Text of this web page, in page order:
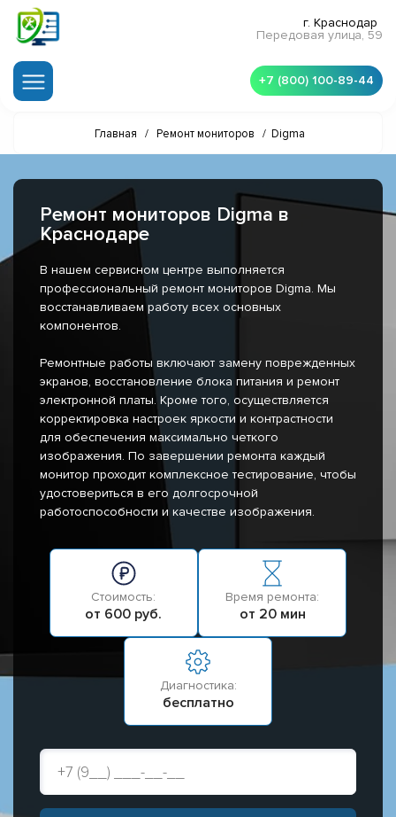
г. Краснодар
Передовая улица, 59
+7 (800) 100-89-44
Главная / Ремонт мониторов / Digma
Ремонт мониторов Digma в
Краснодаре
В нашем сервисном центре выполняется
профессиональный ремонт мониторов Digma. Мы
восстанавливаем работу всех основных
компонентов.
Ремонтные работы включают замену поврежденных
экранов, восстановление блока питания и ремонт
электронной платы. Кроме того, осуществляется
корректировка настроек яркости и контрастности
для обеспечения максимально четкого
изображения. По завершении ремонта каждый
монитор проходит комплексное тестирование, чтобы
удостовериться в его долгосрочной
работоспособности и качестве изображения.
Стоимость:
от 600 руб.
Время ремонта:
от 20 мин
Диагностика:
бесплатно